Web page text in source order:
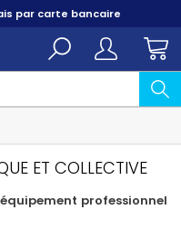
par carte bancaire
ET COLLECTIVE
professionnel